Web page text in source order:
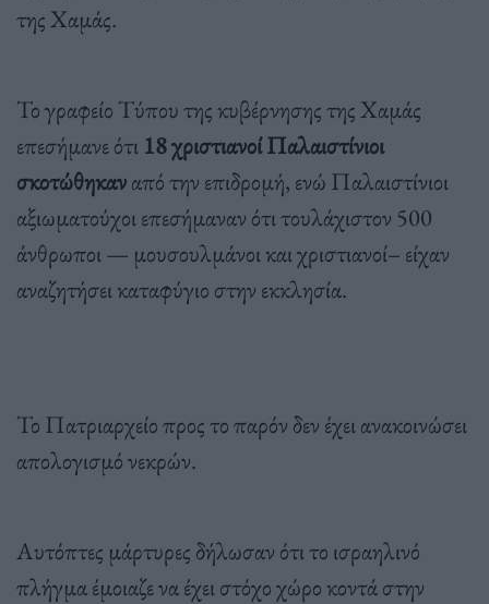
της Χαμάς.
Το γραφείο Τύπου της κυβέρνησης της Χαμάς
επεσήμανε ότι 18 χριστιανοί Παλαιστίνιοι
σκοτώθηκαναπό την επιδρομή, ενώ Παλαιστίνιοι
αξιωματούχοι επεσήμαναν ότι τουλάχιστον 500
άνθρωποι — μουσουλμάνοι και χριστιανοί– είχαν
αναζητήσει καταφύγιο στην εκκλησία.
Το Πατριαρχείο προς το παρόν δεν έχει ανακοινώσει
απολογισμό νεκρών.
Αυτόπτες μάρτυρες δήλωσαν ότι το ισραηλινό
πλήγμα έμοιαζε να έχει στόχο χώρο κοντά στην